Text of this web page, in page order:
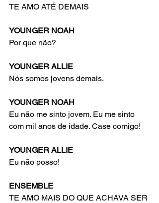
TE AMO ATÉ DEMAIS
YOUNGER NOAH
Por que não?
YOUNGER ALLIE
Nós somos jovens demais.
YOUNGER NOAH
Eu não me sinto jovem. Eu me sinto
com mil anos de idade. Case comigo!
YOUNGER ALLIE
Eu não posso!
ENSEMBLE
TE AMO MAIS DO QUE ACHAVA SER